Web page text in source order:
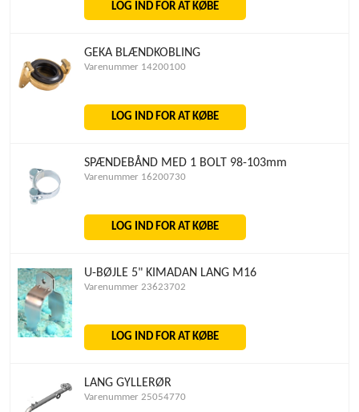
LOG IND FOR AT KØBE
GEKA BLÆNDKOBLING
Varenummer 14200100
LOG IND FOR AT KØBE
SPÆNDEBÅND MED 1 BOLT 98-103mm
Varenummer 16200730
LOG IND FOR AT KØBE
U-BØJLE 5" KIMADAN LANG M16
Varenummer 23623702
LOG IND FOR AT KØBE
LANG GYLLERØR
Varenummer 25054770